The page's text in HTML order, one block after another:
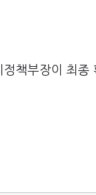
책부장이 최종